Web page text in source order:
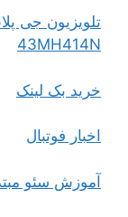
43MH414N
خرید بک لینک
اخبار فوتبال
آموزش سئو